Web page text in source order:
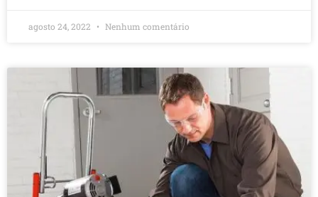
agosto 24, 2022 Nenhum comentário